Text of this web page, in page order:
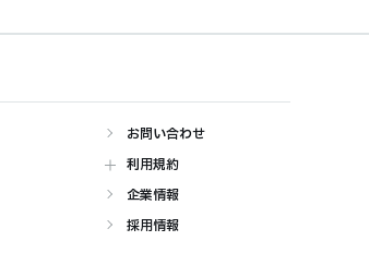
お問い合わせ
利用規約
企業情報
採用情報